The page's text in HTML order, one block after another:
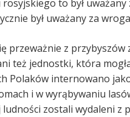
to był uważany
był uważany za
przeważnie z
też jednostki, która
Polaków internowano
i w wyrąbywaniu
zostali wydaleni z